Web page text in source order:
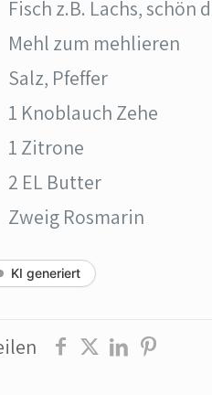
Fisch z.B. Lachs, schön
Mehl zum mehlieren
Salz, Pfeffer
1 Knoblauch Zehe
1 Zitrone
2 EL Butter
Zweig Rosmarin
KI generiert